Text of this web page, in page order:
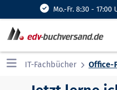
Mo.-Fr. 8:30 - 17:00
IT-Fachbücher Office-